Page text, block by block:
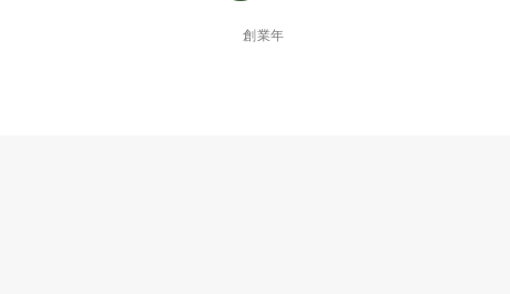
創業年